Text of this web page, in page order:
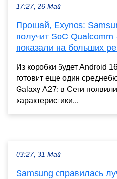
17:27, 26 Май
Прощай, Exynos:
получит SoC
показали на больших
Из коробки будет Android
готовит еще один
Galaxy A27: в Сети
характеристики...
03:27, 31 Май
Samsung справилась